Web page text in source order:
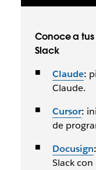
Conoce a
Slack
Claude:
Claude.
Cursor:
de
Docusign:
Slack